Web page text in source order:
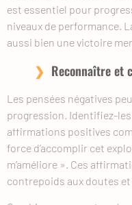
est essentiel pour
niveaux de performance.
aussi bien une victoire
Reconnaître et
Les pensées négatives
progression. Identifiez-
affirmations positives
force d’accomplir cet
m’améliore ». Ces
contrepoids aux doutes